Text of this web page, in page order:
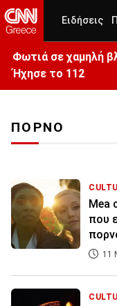
Ειδήσεις
Φωτιά σε χαμηλή
Ήχησε το 112
ΠΟΡΝΟ
Mea
που
11